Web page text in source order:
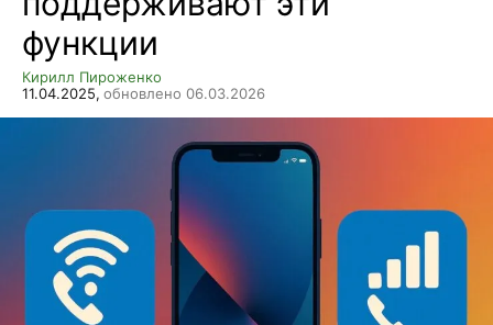
функции
Кирилл Пироженко
11.04.2025, обновлено 06.03.2026